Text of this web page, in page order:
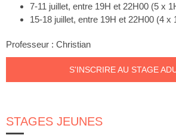
7-11 juillet, entre 19H et 22H00 (5 x
15-18 juillet, entre 19H et 22H00 (4 x
Professeur : Christian
S'INSCRIRE AU STAGE
STAGES JEUNES